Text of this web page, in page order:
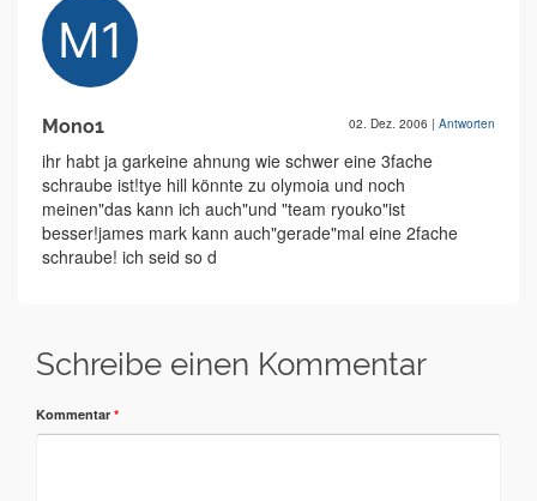
Mono1 02. Dez. 2006 | Antworten
ihr habt ja garkeine ahnung wie schwer eine 3fache
schraube ist!tye hill könnte zu olymoia und noch
meinen"das kann ich auch"und "team ryouko"ist
besser!james mark kann auch"gerade"mal eine 2fache
schraube! ich seid so d
Schreibe einen Kommentar
Kommentar *